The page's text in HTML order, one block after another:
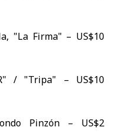
"La Firma" – US$10
/ "Tripa" – US$10
Pinzón – US$2